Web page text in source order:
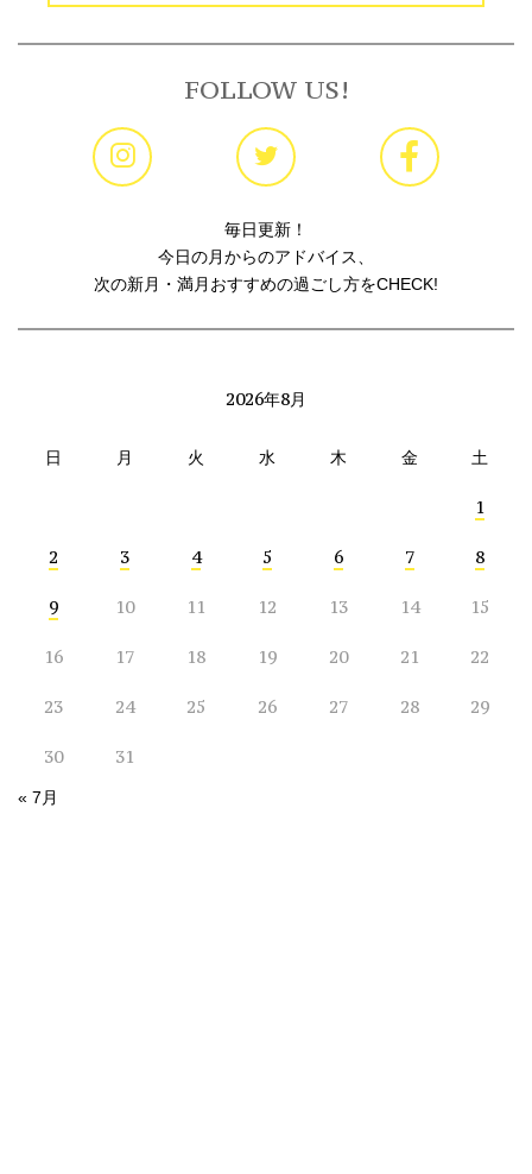
FOLLOW US!
毎日更新！
今日の月からのアドバイス、
次の新月・満月おすすめの過ごし方をCHECK!
2026年8月
日 月 火 水 木 金 土
1
2 3 4 5 6 7 8
9 10 11 12 13 14 15
16 17 18 19 20 21 22
23 24 25 26 27 28 29
30 31
« 7月